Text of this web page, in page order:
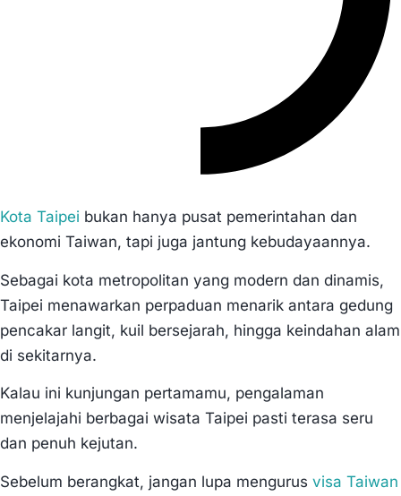
Kota Taipei bukan hanya pusat pemerintahan dan
ekonomi Taiwan, tapi juga jantung kebudayaannya.
Sebagai kota metropolitan yang modern dan dinamis,
Taipei menawarkan perpaduan menarik antara gedung
pencakar langit, kuil bersejarah, hingga keindahan alam
di sekitarnya.
Kalau ini kunjungan pertamamu, pengalaman
menjelajahi berbagai wisata Taipei pasti terasa seru
dan penuh kejutan.
Sebelum berangkat, jangan lupa mengurus visa Taiwan